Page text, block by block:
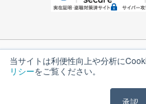
当サイトは利便性向上や分析に
リシーをご覧ください。
承認